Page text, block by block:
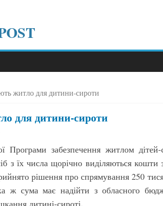
житло для дитини-сироти
для дитини-сироти
Програми забезпечення житлом дітей-
з їх числа щорічно виділяються кошти
рішення про спрямування 250
ж сума має надійти з обласного
дитині-сироті.